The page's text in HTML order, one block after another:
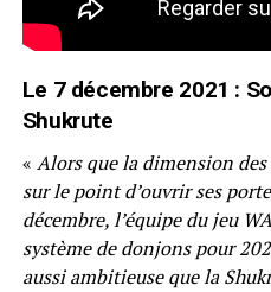
Le 7 décembre 2021 :
Shukrute
« Alors que la dimension
sur le point d’ouvrir ses
décembre, l’équipe du jeu
système de donjons pour
aussi ambitieuse que la